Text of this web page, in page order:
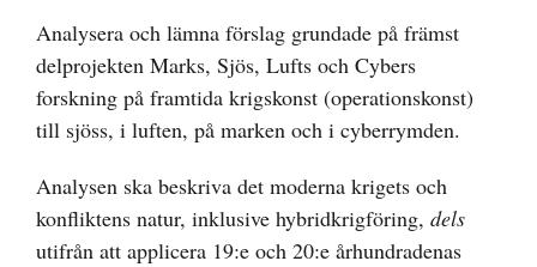
Analysera och lämna förslag grundade på främst
delprojekten Marks, Sjös, Lufts och Cybers
forskning på framtida krigskonst (operationskonst)
till sjöss, i luften, på marken och i cyberrymden.
Analysen ska beskriva det moderna krigets och
konfliktens natur, inklusive hybridkrigföring, dels
utifrån att applicera 19:e och 20:e århundradenas